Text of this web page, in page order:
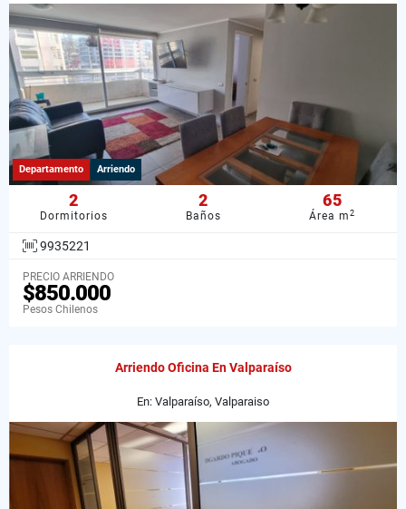
Departamento Arriendo
2
Dormitorios
2
Baños
65
Área m2
9935221
PRECIO ARRIENDO
$850.000
Pesos Chilenos
Arriendo Oficina En Valparaíso
En: Valparaíso, Valparaiso